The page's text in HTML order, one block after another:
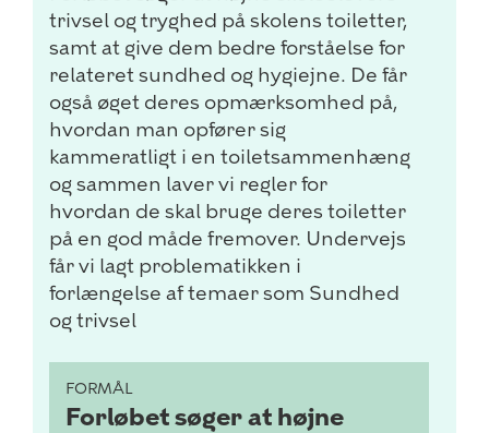
trivsel og tryghed på skolens toiletter,
samt at give dem bedre forståelse for
relateret sundhed og hygiejne. De får
også øget deres opmærksomhed på,
hvordan man opfører sig
kammeratligt i en toiletsammenhæng
og sammen laver vi regler for
hvordan de skal bruge deres toiletter
på en god måde fremover. Undervejs
får vi lagt problematikken i
forlængelse af temaer som Sundhed
og trivsel
FORMÅL
Forløbet søger at højne